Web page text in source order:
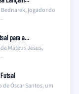
jogador do
para a…
Mateus Jesus,
Óscar Santos, um